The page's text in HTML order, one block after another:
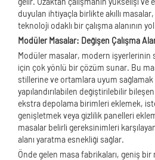
duyulan ihtiyaçla birlikte akıllı masalar,
teknoloji odaklı bir çalışma alanının
Modüler Masalar: Değişen Çalışma
Modüler masalar, modern işyerlerinin
için çok yönlü bir çözüm sunar. Bu
stillerine ve ortamlara uyum
yapılandırılabilen değiştirilebilir
ekstra depolama birimleri eklemek,
genişletmek veya gizlilik panelleri
masalar belirli gereksinimleri
alanı yaratma esnekliği sağlar.
Önde gelen masa fabrikaları, geniş